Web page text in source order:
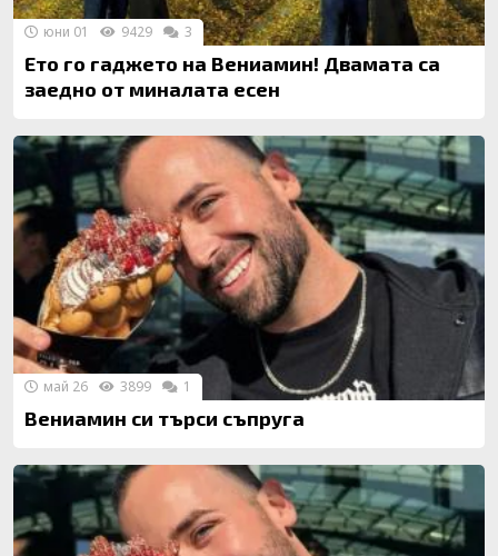
Ето го гаджето на Вениамин! Двамата са
заедно от миналата есен
юни 01 9429 3
Вениамин си търси съпруга
май 26 3899 1